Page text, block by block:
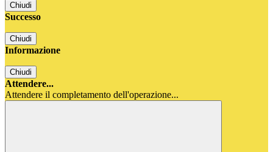
Chiudi
Successo
Chiudi
Informazione
Chiudi
Attendere...
Attendere il completamento dell'operazione...